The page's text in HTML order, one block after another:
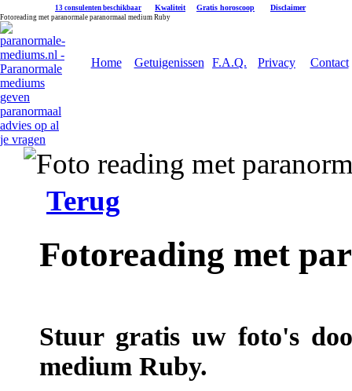
13 consulenten beschikbaar Kwaliteit Gratis horoscoop Disclaimer
Fotoreading met paranormale paranormaal medium Ruby
Home Getuigenissen F.A.Q. Privacy Contact
Terug
Fotoreading met
Stuur gratis uw foto's
medium Ruby.